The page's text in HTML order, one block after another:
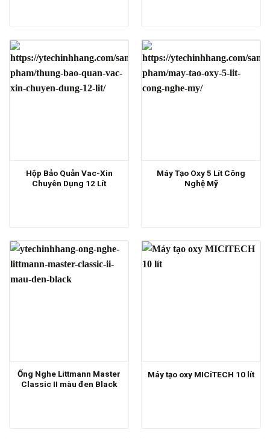
Hộp Bảo Quản Vac-Xin
Chuyên Dụng 12 Lít
Máy Tạo Oxy 5 Lít Công
Nghệ Mỹ
Ống Nghe Littmann Master
Classic II màu đen Black
Máy tạo oxy MICiTECH 10 lít